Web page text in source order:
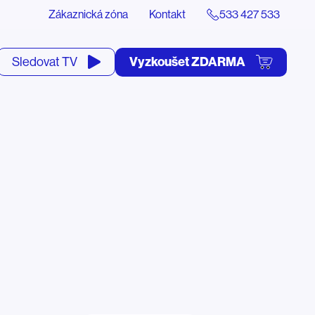
Zákaznická zóna Kontakt 533 427 533
Sledovat TV Vyzkoušet ZDARMA